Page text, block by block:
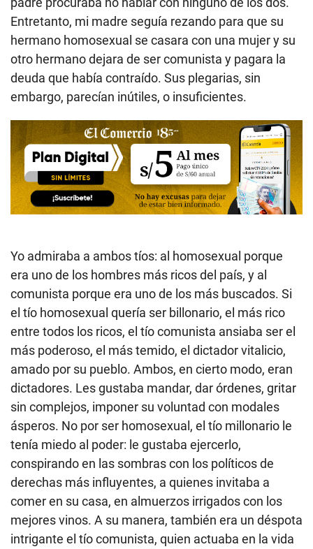
Entretanto, mi madre seguía rezando para que su
hermano homosexual se casara con una mujer y su
otro hermano dejara de ser comunista y pagara la
deuda que había contraído. Sus plegarias, sin
embargo, parecían inútiles, o insuficientes.
Yo admiraba a ambos tíos: al homosexual porque
era uno de los hombres más ricos del país, y al
comunista porque era uno de los más buscados. Si
el tío homosexual quería ser billonario, el más rico
entre todos los ricos, el tío comunista ansiaba ser el
más poderoso, el más temido, el dictador vitalicio,
amado por su pueblo. Ambos, en cierto modo, eran
dictadores. Les gustaba mandar, dar órdenes, gritar
sin complejos, imponer su voluntad con modales
ásperos. No por ser homosexual, el tío millonario le
tenía miedo al poder: le gustaba ejercerlo,
conspirando en las sombras con los políticos de
derechas más influyentes, a quienes invitaba a
comer en su casa, en almuerzos irrigados con los
mejores vinos. A su manera, también era un déspota
intrigante el tío comunista, quien actuaba en la vida